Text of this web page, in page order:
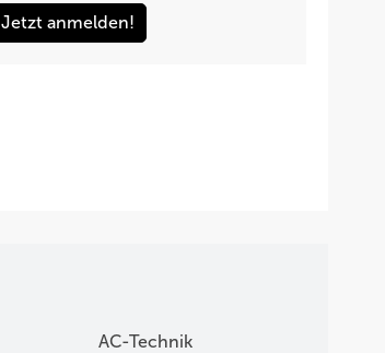
Jetzt anmelden!
AC-Technik